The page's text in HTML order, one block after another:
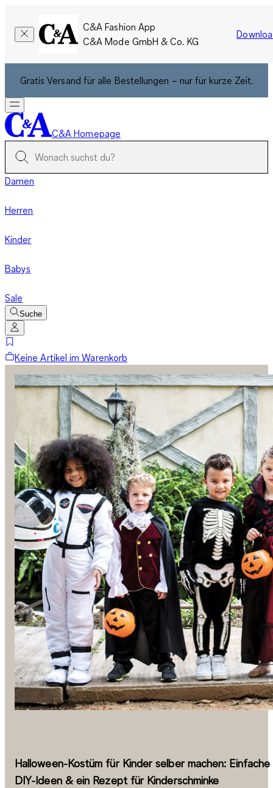
C&A Fashion App
C&A Mode GmbH & Co. KG
Gratis Versand für alle Bestellungen – nur für kurze Zeit.
C&A Homepage
Damen
Herren
Kinder
Babys
Sale
Suche
Keine Artikel im Warenkorb
Halloween-Kostüm für Kinder selber machen: Einfache
DIY-Ideen & ein Rezept für Kinderschminke